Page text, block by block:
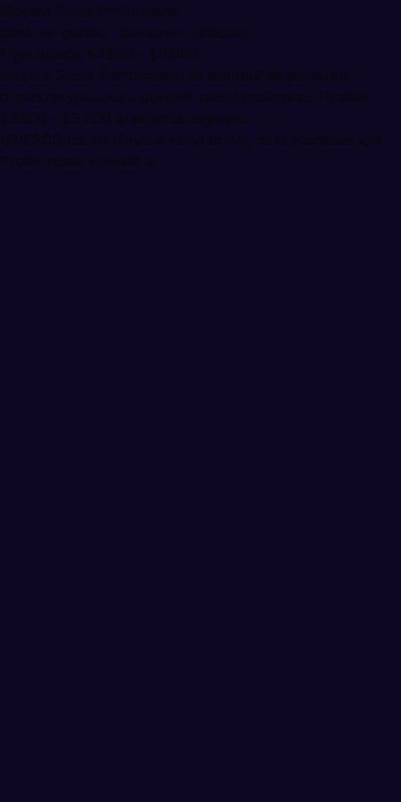
Mevlevi Sema Performansı
dans-ve-gosteri · Semazen · İstanbul
Fiyat aralığı: ₺3.500 – ₺9.000
Mevlevi Sema Performansı ile İstanbul'da semazen
organizasyonunuzu güvenle planlayabilirsiniz. Fiyatlar
₺3.500 – ₺9.000 aralığında değişiyor.
UNESCO mirası Mevlevi sema töreni, özel etkinlikler için.
Profili incele ve teklif al